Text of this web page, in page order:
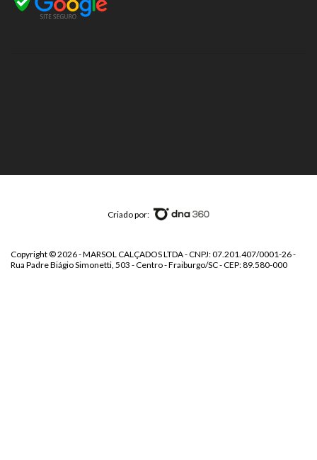
Criado por:
Copyright © 2026 - MARSOL CALÇADOS LTDA - CNPJ: 07.201.407/0001-26 -
Rua Padre Biágio Simonetti, 503 - Centro - Fraiburgo/SC - CEP: 89.580-000